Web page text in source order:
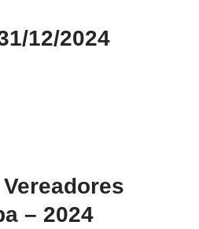
12/2024
– 2024